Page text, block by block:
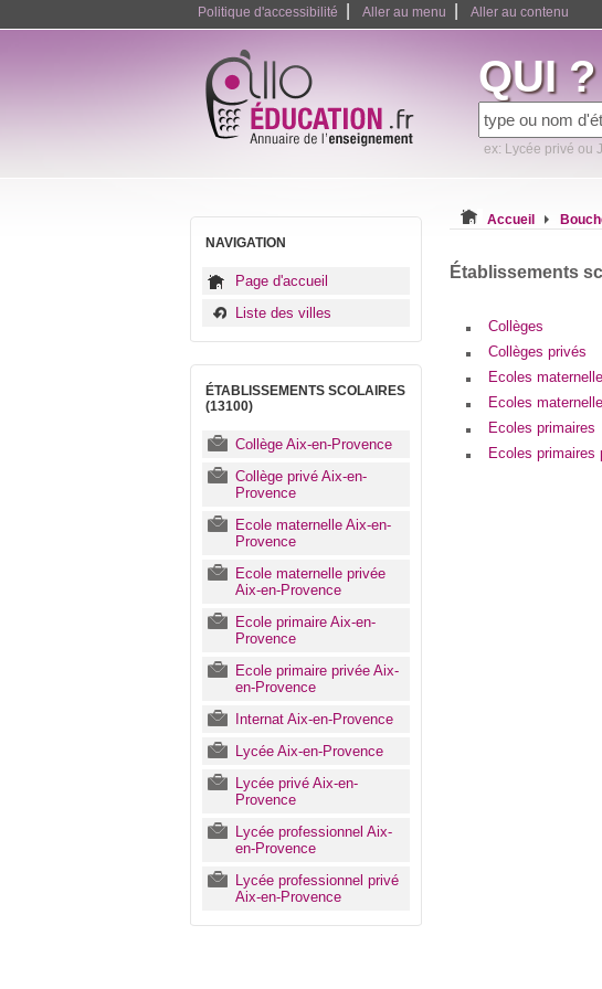
Politique d'accessibilité Aller au menu Aller au contenu
QUI ?
ex: Lycée privé ou
NAVIGATION
Page d'accueil
Liste des villes
ÉTABLISSEMENTS SCOLAIRES
(13100)
Collège Aix-en-Provence
Collège privé Aix-en-
Provence
Ecole maternelle Aix-en-
Provence
Ecole maternelle privée
Aix-en-Provence
Ecole primaire Aix-en-
Provence
Ecole primaire privée Aix-
en-Provence
Internat Aix-en-Provence
Lycée Aix-en-Provence
Lycée privé Aix-en-
Provence
Lycée professionnel Aix-
en-Provence
Lycée professionnel privé
Aix-en-Provence
Accueil
Établissements
Collèges
Collèges privés
Ecoles
Ecoles
Ecoles primaires
Ecoles primaires